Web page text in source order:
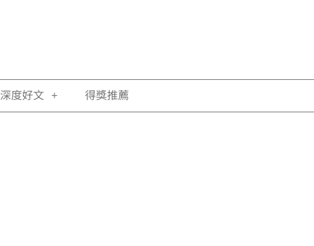
深度好文 得獎推薦